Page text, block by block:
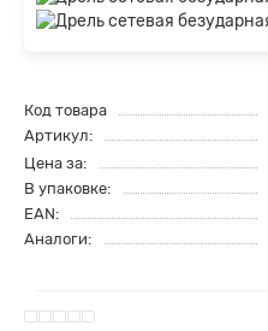
Код товара
Артикул:
Цена за:
В упаковке:
EAN:
Аналоги: